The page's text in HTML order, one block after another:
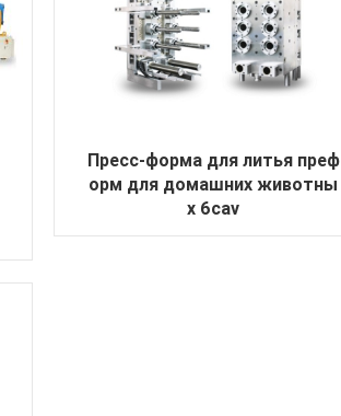
Пресс-форма для литья преф
орм для домашних животны
х 6cav